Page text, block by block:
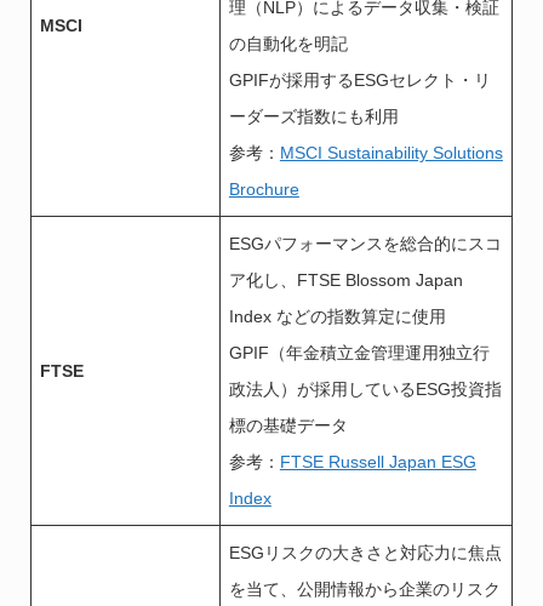
MSCI
理（NLP）によるデータ収集・検証
の自動化を明記
GPIFが採用するESGセレクト・リ
ーダーズ指数にも利用
参考： MSCI Sustainability Solutions
Brochure
FTSE
ESGパフォーマンスを総合的にスコ
ア化し、FTSE Blossom Japan
Index などの指数算定に使用
GPIF（年金積立金管理運用独立行
政法人）が採用しているESG投資指
標の基礎データ
参考： FTSE Russell Japan ESG
Index
ESGリスクの大きさと対応力に焦点
を当て、公開情報から企業のリスク